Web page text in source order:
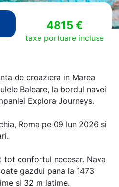
4815 €
taxe portuare incluse
de croaziera in Marea
Baleare, la bordul navei
Explora Journeys.
Roma pe 09 Iun 2026 si
tot confortul necesar. Nava
gazdui pana la 1473
si 32 m latime.